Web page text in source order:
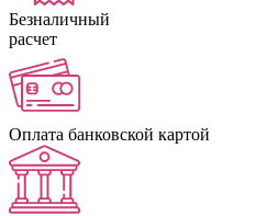
Безналичный
расчет
Оплата банковской картой